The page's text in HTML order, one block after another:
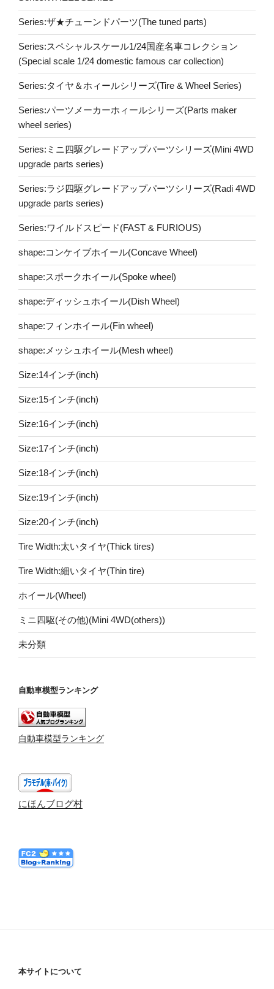
Series:ザ★チューンドパーツ(The tuned parts)
Series:スペシャルスケール1/24国産名車コレクション
(Special scale 1/24 domestic famous car collection)
Series:タイヤ＆ホィールシリーズ(Tire & Wheel Series)
Series:パーツメーカーホィールシリーズ(Parts maker
wheel series)
Series:ミニ四駆グレードアップパーツシリーズ(Mini 4WD
upgrade parts series)
Series:ラジ四駆グレードアップパーツシリーズ(Radi 4WD
upgrade parts series)
Series:ワイルドスピード(FAST & FURIOUS)
shape:コンケイブホイール(Concave Wheel)
shape:スポークホイール(Spoke wheel)
shape:ディッシュホイール(Dish Wheel)
shape:フィンホイール(Fin wheel)
shape:メッシュホイール(Mesh wheel)
Size:14インチ(inch)
Size:15インチ(inch)
Size:16インチ(inch)
Size:17インチ(inch)
Size:18インチ(inch)
Size:19インチ(inch)
Size:20インチ(inch)
Tire Width:太いタイヤ(Thick tires)
Tire Width:細いタイヤ(Thin tire)
ホイール(Wheel)
ミニ四駆(その他)(Mini 4WD(others))
未分類
自動車模型ランキング
自動車模型ランキング
にほんブログ村
本サイトについて